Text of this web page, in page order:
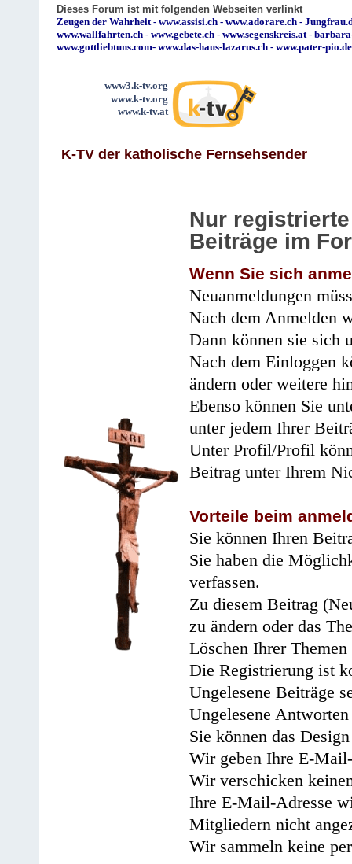
Dieses Forum ist mit folgenden Webseiten verlinkt
Zeugen der Wahrheit- www.assisi.ch - www.adorare.ch -
www.wallfahrten.ch - www.gebete.ch - www.segenskreis.at-
www.gottliebtuns.com- www.das-haus-lazarus.ch - www.pater-pio.de
www3.k-tv.org
www.k-tv.org
www.k-tv.at
K-TV der katholische Fernsehsender
Nur
Beiträge im
Wenn Sie sich
Neuanmeldungen
Nach dem Anmelden
Dann können sie sich
Nach dem Einloggen
ändern oder weitere
Ebenso können Sie
unter jedem Ihrer
Unter Profil/Profil
Beitrag unter Ihrem
Vorteile beim
Sie können Ihren
Sie haben die
verfassen.
Zu diesem Beitrag
zu ändern oder das
Löschen Ihrer
Die Registrierung ist
Ungelesene Beiträge
Ungelesene
Sie können das
Wir geben Ihre E-
Wir verschicken
Ihre E-Mail-Adresse
Mitgliedern nicht
Wir sammeln keine